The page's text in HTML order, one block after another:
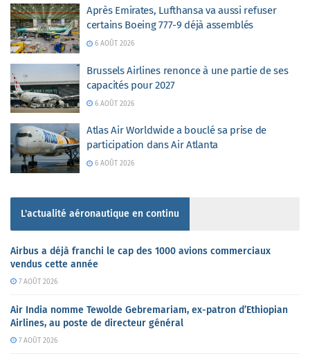
Après Emirates, Lufthansa va aussi refuser
certains Boeing 777-9 déjà assemblés
6 AOÛT 2026
Brussels Airlines renonce à une partie de ses
capacités pour 2027
6 AOÛT 2026
Atlas Air Worldwide a bouclé sa prise de
participation dans Air Atlanta
6 AOÛT 2026
L'actualité aéronautique en continu
Airbus a déjà franchi le cap des 1000 avions commerciaux
vendus cette année
7 AOÛT 2026
Air India nomme Tewolde Gebremariam, ex-patron d’Ethiopian
Airlines, au poste de directeur général
7 AOÛT 2026